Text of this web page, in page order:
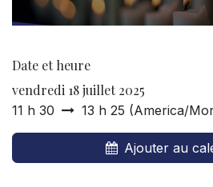
Date et heure
vendredi 18 juillet 2025
11 h 30 13 h 25 (America/
Ajouter au